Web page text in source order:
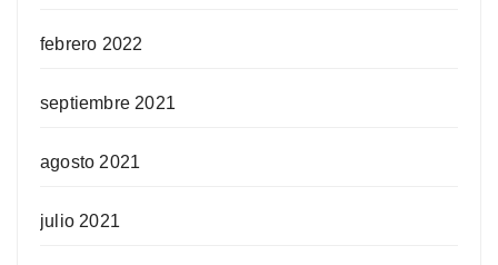
febrero 2022
septiembre 2021
agosto 2021
julio 2021